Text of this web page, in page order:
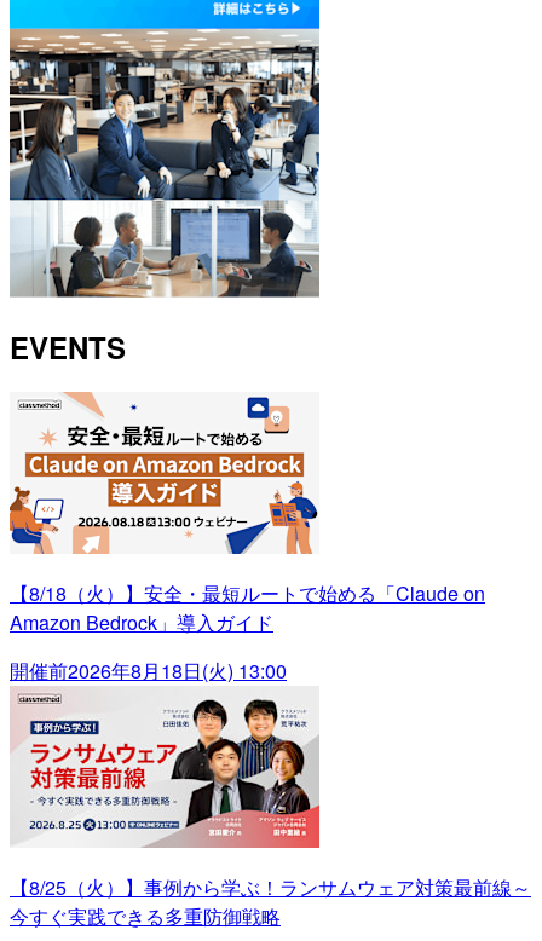
EVENTS
【8/18（火）】安全・最短ルートで始める「Claude on
Amazon Bedrock」導入ガイド
開催前2026年8月18日(火) 13:00
【8/25（火）】事例から学ぶ！ランサムウェア対策最前線～
今すぐ実践できる多重防御戦略